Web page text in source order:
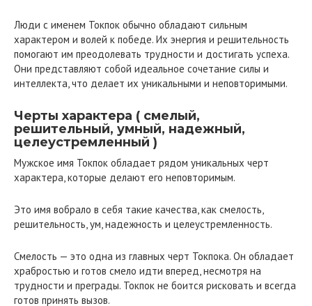
Люди с именем Токпок обычно обладают сильным
характером и волей к победе. Их энергия и решительность
помогают им преодолевать трудности и достигать успеха.
Они представляют собой идеальное сочетание силы и
интеллекта, что делает их уникальными и неповторимыми.
Черты характера ( смелый,
решительный, умный, надежный,
целеустремленный )
Мужское имя Токпок обладает рядом уникальных черт
характера, которые делают его неповторимым.
Это имя вобрало в себя такие качества, как смелость,
решительность, ум, надежность и целеустремленность.
Смелость — это одна из главных черт Токпока. Он обладает
храбростью и готов смело идти вперед, несмотря на
трудности и преграды. Токпок не боится рисковать и всегда
готов принять вызов.